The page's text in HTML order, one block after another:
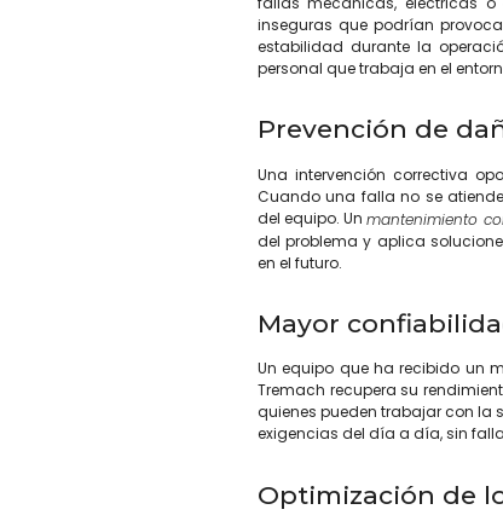
inseguras que podrían
estabilidad durante la
personal que trabaja en el
Prevención de
Una intervención correctiva
Cuando una falla no se
del equipo. Unmantenimiento
del problema y aplica
en el futuro.
Mayor
Un equipo que ha recibido un
Tremach recupera su
quienes pueden trabajar con la
exigencias del día a día, sin
Optimización de